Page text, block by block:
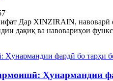
Дар XINZIRAIN, навоварӣ
дақиқ ва навовариҳои
Ҳунармандии